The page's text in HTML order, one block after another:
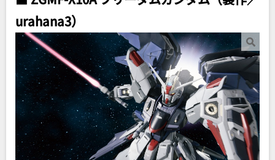
urahana3）